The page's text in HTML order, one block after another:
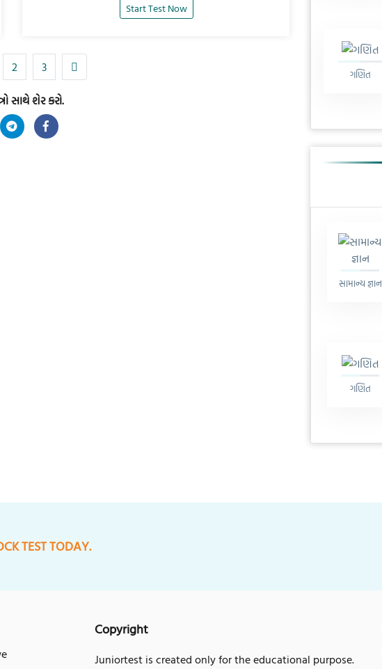
Start Test Now
2
3
સાથે શેર કરો.
ગણિત
સામાન્ય જ્ઞાન
ગણિત
TEST TODAY.
Copyright
Juniortest is created only for the educational purpose.